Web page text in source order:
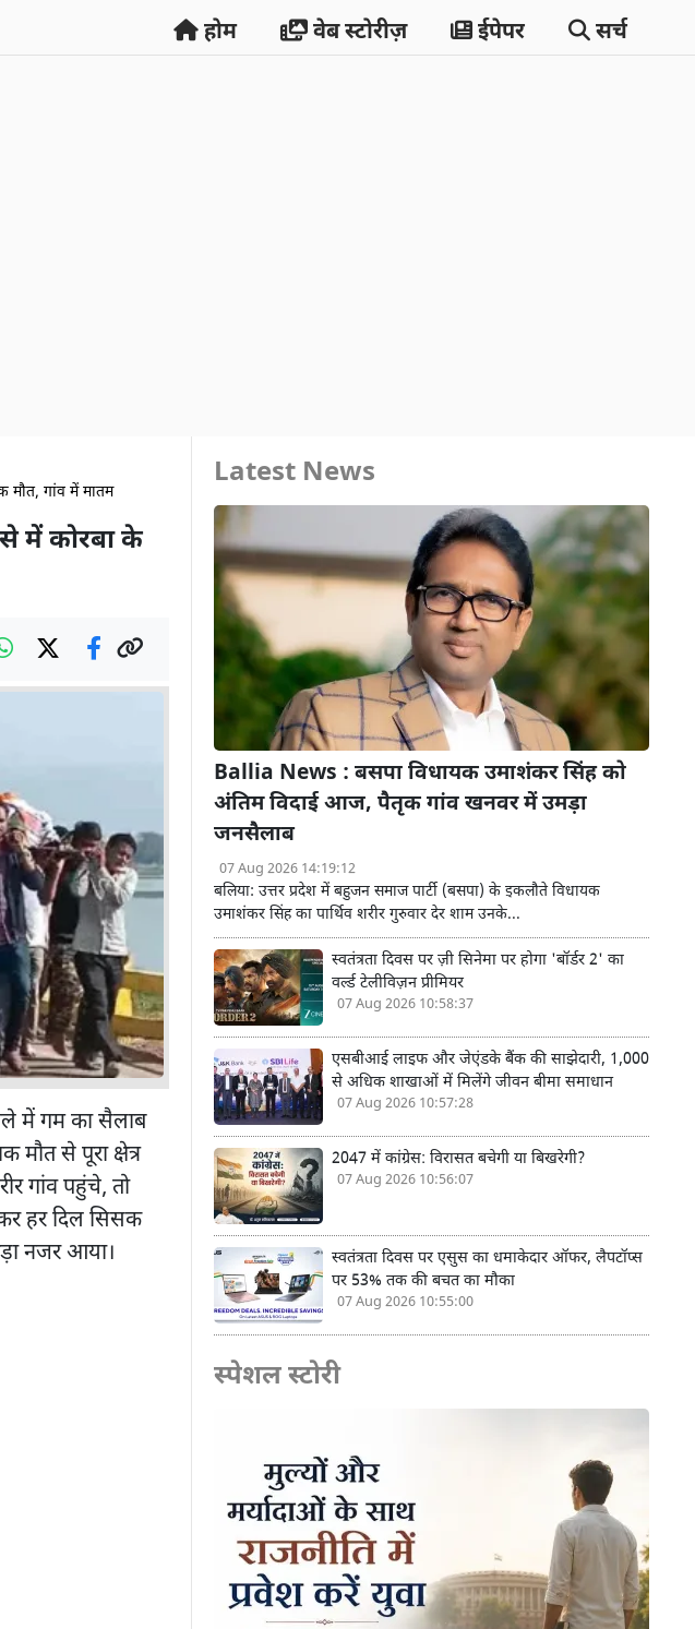
होम वेब स्टोरीज़ ईपेपर सर्च
मौत, गांव में मातम
में कोरबा के
में गम का सैलाब
मौत से पूरा क्षेत्र
गांव पहुंचे, तो
हर दिल सिसक
नजर आया।
Latest News
Ballia News : बसपा विधायक उमाशंकर सिंह को
अंतिम विदाई आज, पैतृक गांव खनवर में उमड़ा
जनसैलाब
07 Aug 2026 14:19:12
बलिया: उत्तर प्रदेश में बहुजन समाज पार्टी (बसपा) के इकलौते विधायक
उमाशंकर सिंह का पार्थिव शरीर गुरुवार देर शाम उनके...
स्वतंत्रता दिवस पर ज़ी सिनेमा पर होगा 'बॉर्डर 2' का
वर्ल्ड टेलीविज़न प्रीमियर
07 Aug 2026 10:58:37
एसबीआई लाइफ और जेएंडके बैंक की साझेदारी, 1,000
से अधिक शाखाओं में मिलेंगे जीवन बीमा समाधान
07 Aug 2026 10:57:28
2047 में कांग्रेस: विरासत बचेगी या बिखरेगी?
07 Aug 2026 10:56:07
स्वतंत्रता दिवस पर एसुस का धमाकेदार ऑफर, लैपटॉप्स
पर 53% तक की बचत का मौका
07 Aug 2026 10:55:00
स्पेशल स्टोरी